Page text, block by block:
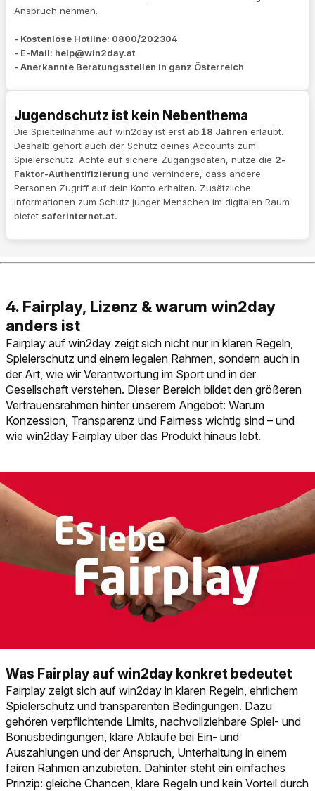
Anspruch nehmen.
- Kostenlose Hotline: 0800/202304
- E-Mail: help@win2day.at
- Anerkannte Beratungsstellen in ganz Österreich
Jugendschutz ist kein Nebenthema
Die Spielteilnahme auf win2day ist erst ab 18 Jahren erlaubt.
Deshalb gehört auch der Schutz deines Accounts zum
Spielerschutz. Achte auf sichere Zugangsdaten, nutze die 2-
Faktor-Authentifizierung und verhindere, dass andere
Personen Zugriff auf dein Konto erhalten. Zusätzliche
Informationen zum Schutz junger Menschen im digitalen Raum
bietet saferinternet.at.
Fairplay auf win2day zeigt sich nicht nur in klaren Regeln,
Spielerschutz und einem legalen Rahmen, sondern auch in
der Art, wie wir Verantwortung im Sport und in der
Gesellschaft verstehen. Dieser Bereich bildet den größeren
Vertrauensrahmen hinter unserem Angebot: Warum
Konzession, Transparenz und Fairness wichtig sind – und
wie win2day Fairplay über das Produkt hinaus lebt.
Was Fairplay auf win2day konkret bedeutet
Fairplay zeigt sich auf win2day in klaren Regeln, ehrlichem
Spielerschutz und transparenten Bedingungen. Dazu
gehören verpflichtende Limits, nachvollziehbare Spiel- und
Bonusbedingungen, klare Abläufe bei Ein- und
Auszahlungen und der Anspruch, Unterhaltung in einem
fairen Rahmen anzubieten. Dahinter steht ein einfaches
Prinzip: gleiche Chancen, klare Regeln und kein Vorteil durch